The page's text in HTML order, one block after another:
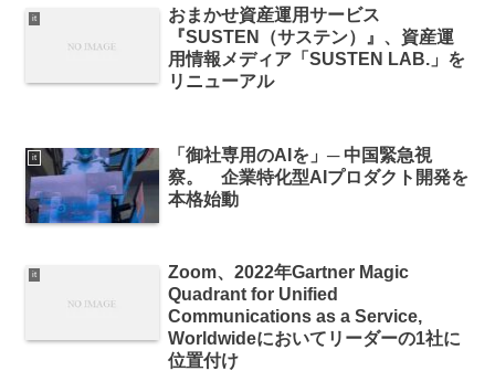
it
おまかせ資産運用サービス
『SUSTEN（サステン）』、資産運
用情報メディア「SUSTEN LAB.」を
リニューアル
it
「御社専用のAIを」─ 中国緊急視
察。 企業特化型AIプロダクト開発を
本格始動
it
Zoom、2022年Gartner Magic
Quadrant for Unified
Communications as a Service,
Worldwideにおいてリーダーの1社に
位置付け